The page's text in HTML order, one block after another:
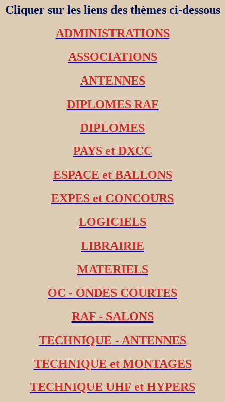
Cliquer sur les liens des thèmes ci-dessous
ADMINISTRATIONS
ASSOCIATIONS
ANTENNES
DIPLOMES RAF
DIPLOMES
PAYS et DXCC
ESPACE et BALLONS
EXPES et CONCOURS
LOGICIELS
LIBRAIRIE
MATERIELS
OC - ONDES COURTES
RAF - SALONS
TECHNIQUE - ANTENNES
TECHNIQUE et MONTAGES
TECHNIQUE UHF et HYPERS